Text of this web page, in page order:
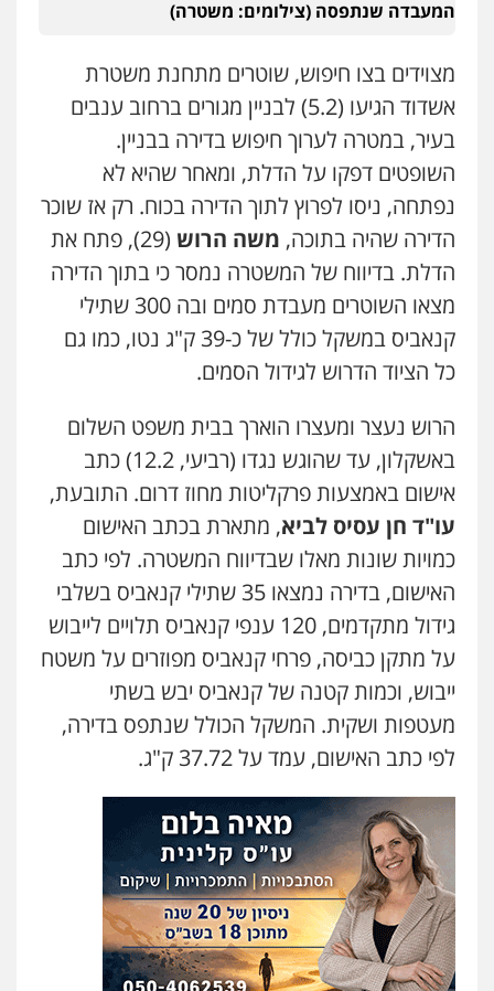
המעבדה שנתפסה (צילומים: משטרה)
מצוידים בצו חיפוש, שוטרים מתחנת משטרת
אשדוד הגיעו (5.2) לבניין מגורים ברחוב ענבים
בעיר, במטרה לערוך חיפוש בדירה בבניין.
השופטים דפקו על הדלת, ומאחר שהיא לא
נפתחה, ניסו לפרוץ לתוך הדירה בכוח. רק אז שוכר
הדירה שהיה בתוכה, משה הרוש
(29), פתח את
הדלת. בדיווח של המשטרה נמסר כי בתוך הדירה
מצאו השוטרים מעבדת סמים ובה 300 שתילי
קנאביס במשקל כולל של כ-39 ק"ג נטו, כמו גם
כל הציוד הדרוש לגידול הסמים.
הרוש נעצר ומעצרו הוארך בבית משפט השלום
באשקלון, עד שהוגש נגדו (רביעי, 12.2) כתב
אישום באמצעות פרקליטות מחוז דרום. התובעת,
עו"ד חן עסיס לביא, מתארת בכתב האישום
כמויות שונות מאלו שבדיווח המשטרה. לפי כתב
האישום, בדירה נמצאו 35 שתילי קנאביס בשלבי
גידול מתקדמים, 120 ענפי קנאביס תלויים לייבוש
על מתקן כביסה, פרחי קנאביס מפוזרים על משטח
ייבוש, וכמות קטנה של קנאביס יבש בשתי
מעטפות ושקית. המשקל הכולל שנתפס בדירה,
לפי כתב האישום, עמד על 37.72 ק"ג.